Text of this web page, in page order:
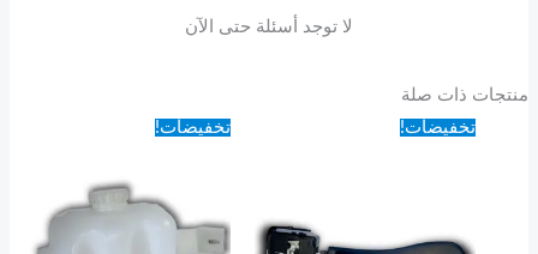
لا توجد أسئلة حتى الآن
منتجات ذات صلة
تخفيضات!
تخفيضات!